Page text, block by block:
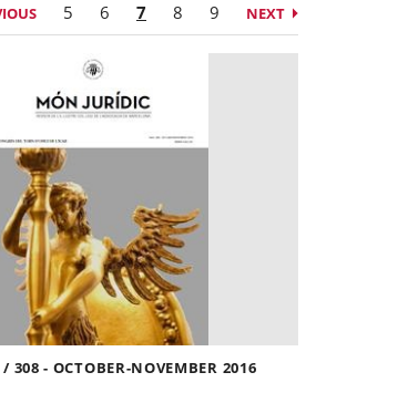
5 6 7 8 9 NEXT
308 - OCTOBER-NOVEMBER 2016